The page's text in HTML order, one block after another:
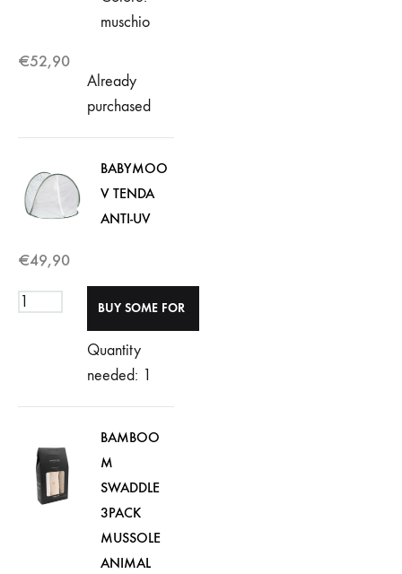
muschio
€52,90
Already
purchased
BABYMOO
V TENDA
ANTI-UV
€49,90
Quantity
needed: 1
BAMBOO
M
SWADDLE
3PACK
MUSSOLE
ANIMAL